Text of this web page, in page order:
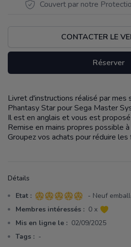
Couvert par notre
CONTACTER LE
Réserver
Description
Livret d'instructions réalisé par mes
Phantasy Star pour Sega Master
Il est en anglais et vous est
Remise en mains propres possible
Groupez vos achats pour réduire les
Détails
Etat : 5 sur 5 étoiles
- Neuf
Membres intéressés : 0 x
Mis en ligne le : 02/09/2025
Tags : -